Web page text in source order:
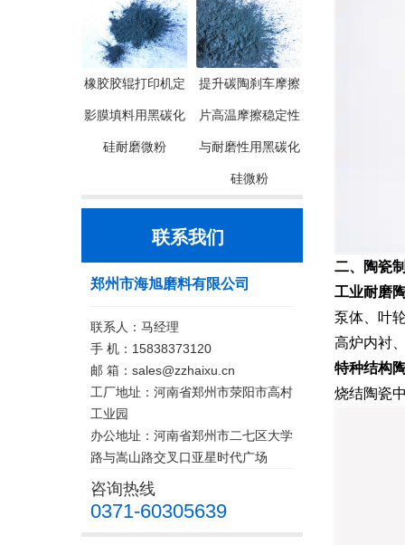
橡胶胶辊打印机定
影膜填料用黑碳化
硅耐磨微粉
提升碳陶刹车摩擦
片高温摩擦稳定性
与耐磨性用黑碳化
硅微粉
联系我们
郑州市海旭磨料有限公司
联系人：马经理
手 机：15838373120
邮 箱：sales@zzhaixu.cn
工厂地址：河南省郑州市荥阳市高村
工业园
办公地址：河南省郑州市二七区大学
路与嵩山路交叉口亚星时代广场
咨询热线
0371-60305639
二、陶瓷
工业耐磨
泵体、叶
高炉内衬
特种结构
烧结陶瓷